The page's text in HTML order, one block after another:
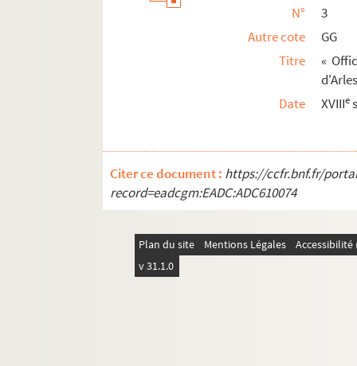
49-52. Manuscrits de Louis-Mathieu
53. Fondations de chapelles et messes
54. « Procès-verbaux et inventaires
55. [Titre absent ou non renseigné]
56. « Recueil du triomphe de la sainte
58. Annales d'Arles, de 963 à 1785, par
59. [Titre absent ou non renseigné]
CANTAL
CREUSE
DROME
N°
3
Autre cote
GG
Titre
«
Date
XVIIIe
Citer ce document : https://ccfr.bnf.fr/
record=eadcgm:EADC:ADC610074
Plan du site Mentions Légales
v 31.1.0